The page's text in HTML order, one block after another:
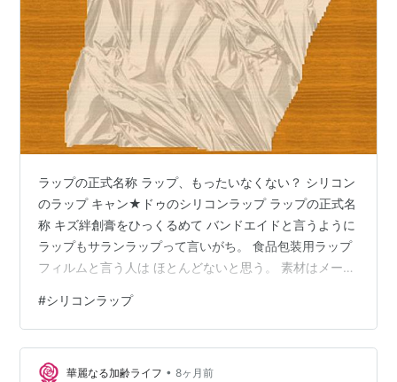
ラップの正式名称 ラップ、もったいなくない？ シリコン
のラップ キャン★ドゥのシリコンラップ ラップの正式名
称 キズ絆創膏をひっくるめて バンドエイドと言うように
ラップもサランラップって言いがち。 食品包装用ラップ
フィルムと言う人は ほとんどないと思う。 素材はメーカ
レンが主な素材。 ポリ塩化ビニリデンは耐熱温度が高く
電子レンジにかける時に適しています。 ポリエチレンは
酸素を通しやすいので 長期間保存する場合には不向きで
こちらの方が耐熱温度は低いので 冷蔵庫で保存するだけ
#シリコンラップ
華麗なる加齢ライフ • 8ヶ月前